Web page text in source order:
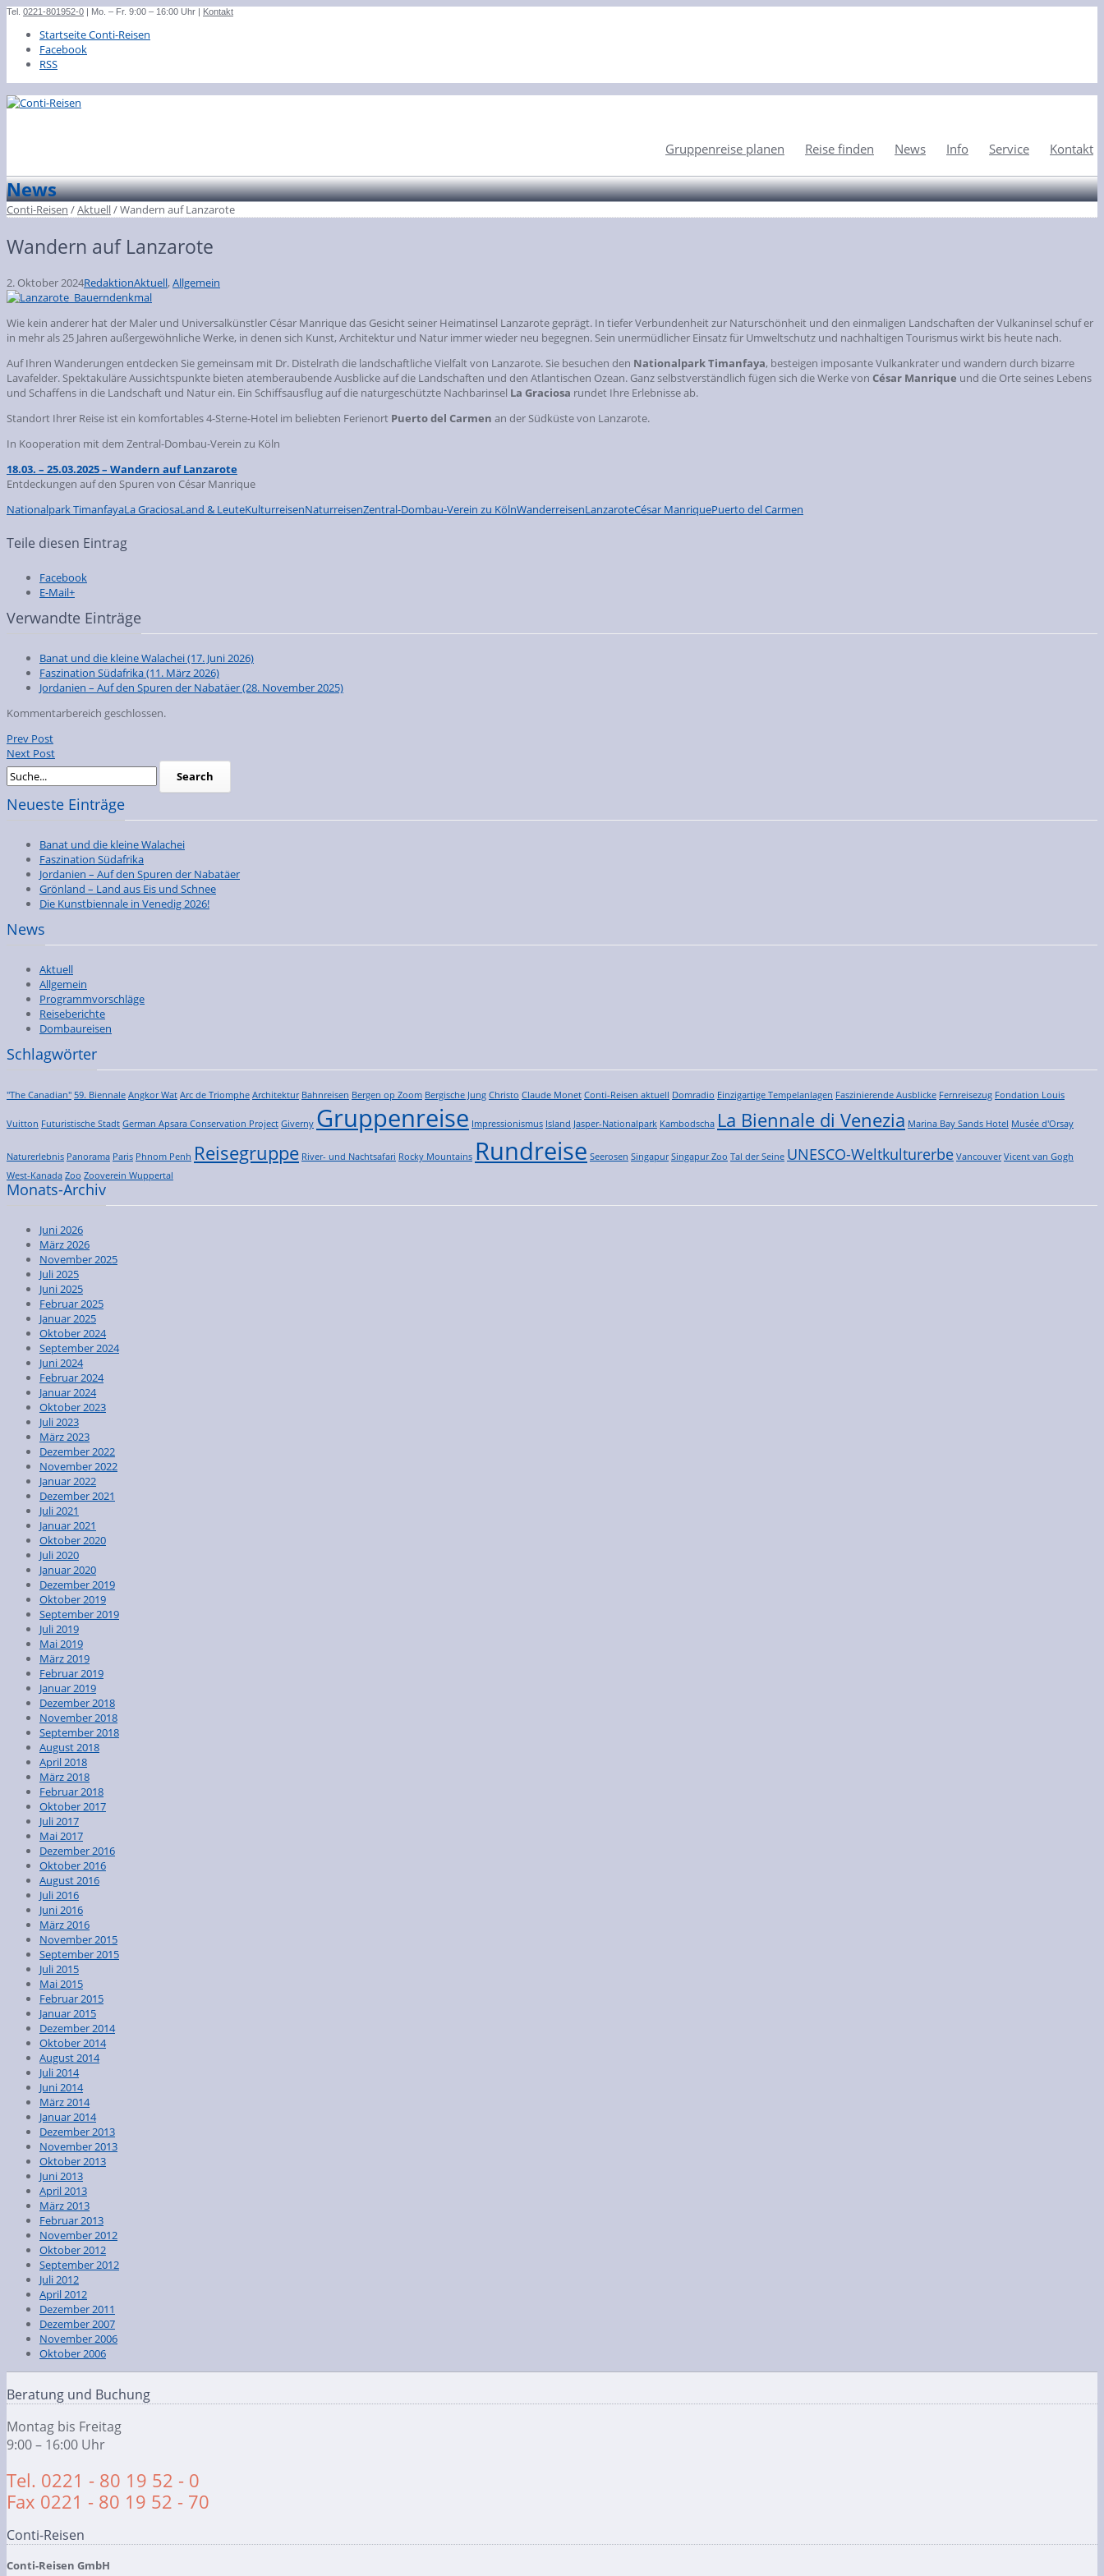
Tel. 0221-801952-0 | Mo. – Fr. 9:00 – 16:00 Uhr | Kontakt
Startseite Conti-Reisen
Facebook
RSS
Gruppenreise planen Reise finden News Info Service Kontakt
News
Conti-Reisen /Aktuell/Wandern auf Lanzarote
Wandern auf Lanzarote
2. Oktober 2024RedaktionAktuell, Allgemein
Wie kein anderer hat der Maler und Universalkünstler César Manrique das Gesicht seiner Heimatinsel Lanzarote geprägt. In tiefer Verbundenheit zur Naturschönheit und den einmaligen Landschaften der Vulkaninsel schuf er
in mehr als 25 Jahren außergewöhnliche Werke, in denen sich Kunst, Architektur und Natur immer wieder neu begegnen. Sein unermüdlicher Einsatz für Umweltschutz und nachhaltigen Tourismus wirkt bis heute nach.
Auf Ihren Wanderungen entdecken Sie gemeinsam mit Dr. Distelrath die landschaftliche Vielfalt von Lanzarote. Sie besuchen den Nationalpark Timanfaya, besteigen imposante Vulkankrater und wandern durch bizarre
Lavafelder. Spektakuläre Aussichtspunkte bieten atemberaubende Ausblicke auf die Landschaften und den Atlantischen Ozean. Ganz selbstverständlich fügen sich die Werke von César Manrique und die Orte seines Lebens
und Schaffens in die Landschaft und Natur ein. Ein Schiffsausflug auf die naturgeschützte Nachbarinsel La Graciosa rundet Ihre Erlebnisse ab.
Standort Ihrer Reise ist ein komfortables 4-Sterne-Hotel im beliebten Ferienort Puerto del Carmen an der Südküste von Lanzarote.
In Kooperation mit dem Zentral-Dombau-Verein zu Köln
18.03. – 25.03.2025 – Wandern auf Lanzarote
Entdeckungen auf den Spuren von César Manrique
Nationalpark TimanfayaLa GraciosaLand & LeuteKulturreisenNaturreisenZentral-Dombau-Verein zu KölnWanderreisenLanzaroteCésar ManriquePuerto del Carmen
Teile diesen Eintrag
Facebook
E-Mail+
Verwandte Einträge
Banat und die kleine Walachei(17. Juni 2026)
Faszination Südafrika(11. März 2026)
Jordanien – Auf den Spuren der Nabatäer(28. November 2025)
Kommentarbereich geschlossen.
Prev Post
Next Post
Neueste Einträge
Banat und die kleine Walachei
Faszination Südafrika
Jordanien – Auf den Spuren der Nabatäer
Grönland – Land aus Eis und Schnee
Die Kunstbiennale in Venedig 2026!
News
Aktuell
Allgemein
Programmvorschläge
Reiseberichte
Dombaureisen
Schlagwörter
"The Canadian" 59. Biennale Angkor Wat Arc de Triomphe Architektur Bahnreisen Bergen op Zoom Bergische Jung Christo Claude Monet Conti-Reisen aktuell Domradio Einzigartige Tempelanlagen Faszinierende Ausblicke Fernreisezug Fondation Louis
Vuitton Futuristische Stadt German Apsara Conservation Project Giverny Gruppenreise Impressionismus Island Jasper-Nationalpark Kambodscha La Biennale di Venezia Marina Bay Sands Hotel Musée d'Orsay
Naturerlebnis Panorama Paris Phnom Penh Reisegruppe River- und Nachtsafari Rocky Mountains Rundreise Seerosen Singapur Singapur Zoo Tal der Seine UNESCO-Weltkulturerbe Vancouver Vicent van Gogh
West-Kanada Zoo Zooverein Wuppertal
Monats-Archiv
Juni 2026
März 2026
November 2025
Juli 2025
Juni 2025
Februar 2025
Januar 2025
Oktober 2024
September 2024
Juni 2024
Februar 2024
Januar 2024
Oktober 2023
Juli 2023
März 2023
Dezember 2022
November 2022
Januar 2022
Dezember 2021
Juli 2021
Januar 2021
Oktober 2020
Juli 2020
Januar 2020
Dezember 2019
Oktober 2019
September 2019
Juli 2019
Mai 2019
März 2019
Februar 2019
Januar 2019
Dezember 2018
November 2018
September 2018
August 2018
April 2018
März 2018
Februar 2018
Oktober 2017
Juli 2017
Mai 2017
Dezember 2016
Oktober 2016
August 2016
Juli 2016
Juni 2016
März 2016
November 2015
September 2015
Juli 2015
Mai 2015
Februar 2015
Januar 2015
Dezember 2014
Oktober 2014
August 2014
Juli 2014
Juni 2014
März 2014
Januar 2014
Dezember 2013
November 2013
Oktober 2013
Juni 2013
April 2013
März 2013
Februar 2013
November 2012
Oktober 2012
September 2012
Juli 2012
April 2012
Dezember 2011
Dezember 2007
November 2006
Oktober 2006
Beratung und Buchung
Montag bis Freitag
9:00 – 16:00 Uhr
Tel. 0221 - 80 19 52 - 0
Fax 0221 - 80 19 52 - 70
Conti-Reisen
Conti-Reisen GmbH